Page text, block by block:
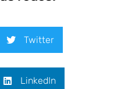
Twitter
LinkedIn